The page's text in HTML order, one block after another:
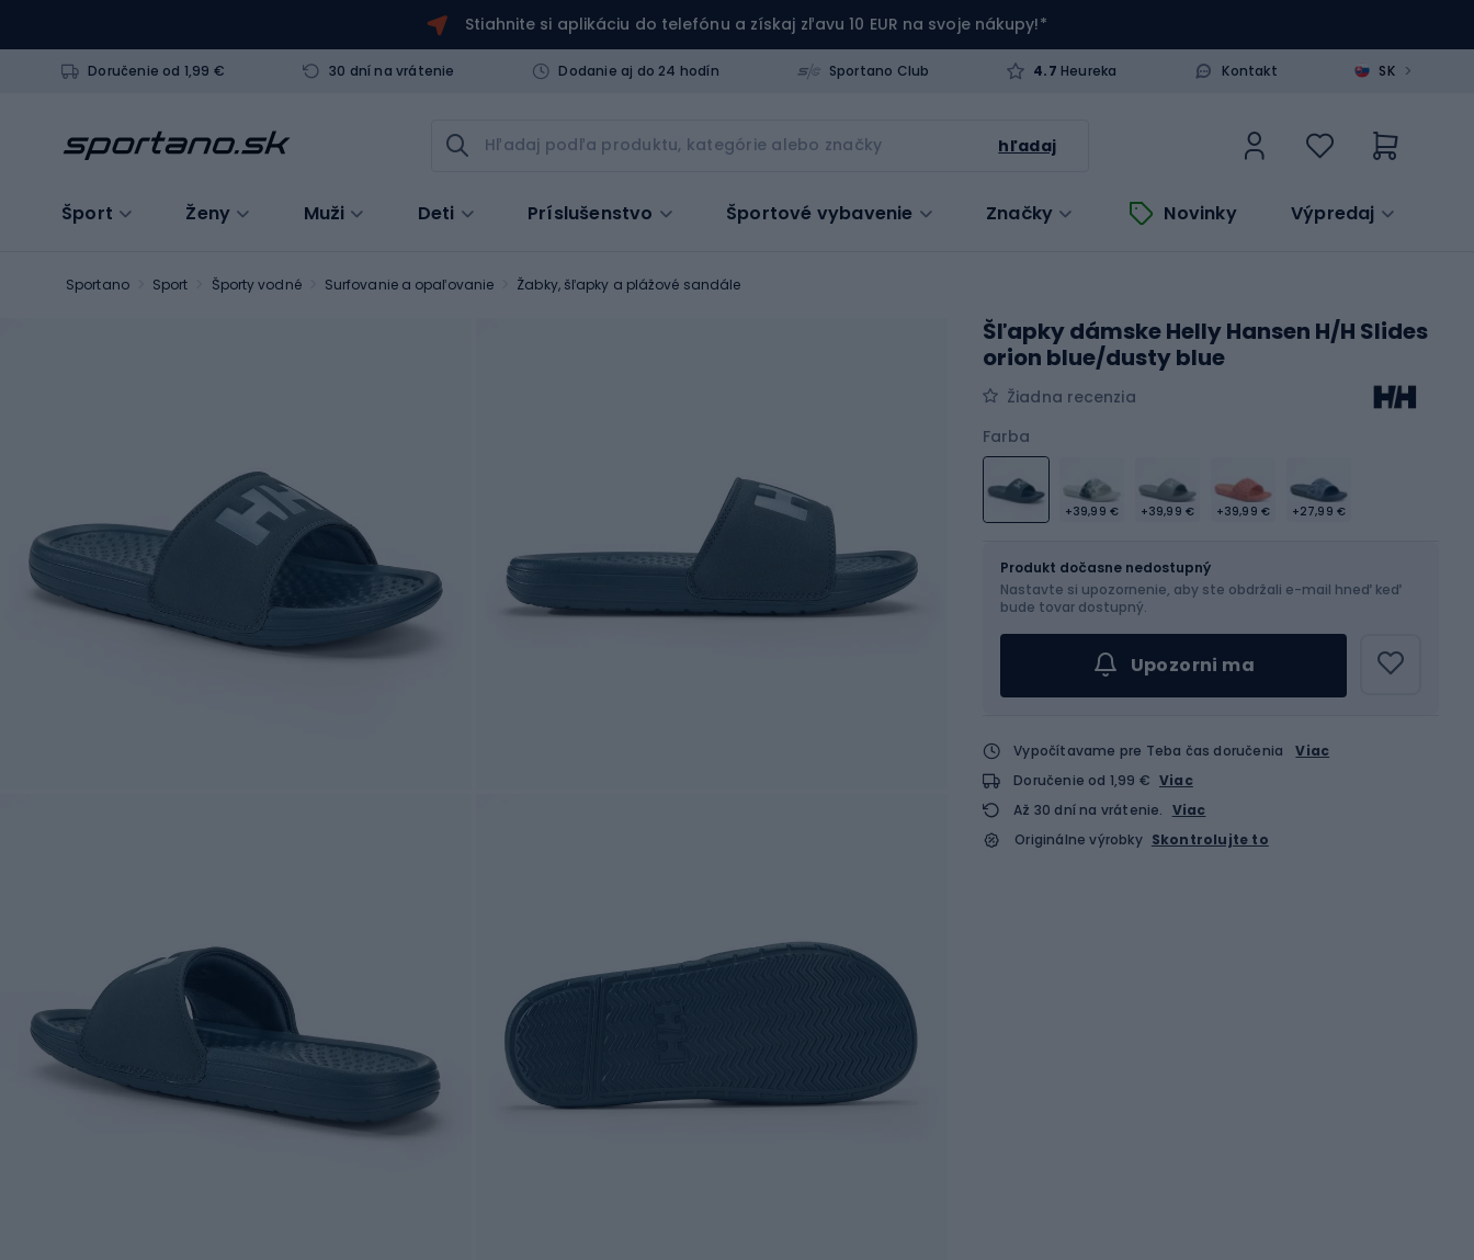
Stiahnite si aplikáciu do telefónu a získaj zľavu 10 EUR na svoje nákupy!*
Doručenie od 1,99 € 30 dní na vrátenie Dodanie aj do 24 hodín Sportano Club 4.7 Heureka Kontakt SK >
hľadaj
Šport Ženy Muži Deti Príslušenstvo Športové vybavenie Značky Novinky Výpredaj
Sportano Sport Športy vodné Surfovanie a opaľovanie Žabky, šľapky a plážové sandále
Šľapky dámske Helly Hansen H/H Slides
orion blue/dusty blue
Žiadna recenzia
Farba
+39,99 € +39,99 € +39,99 € +27,99 €
Vyber veľkosť...
Produkt dočasne nedostupný
Nastavte si upozornenie, aby ste obdržali e-mail hneď keď
bude tovar dostupný.
Upozorni ma
Vypočítavame pre Teba čas doručenia
Viac
Doručenie od 1,99 € Viac
Až 30 dní na vrátenie. Viac
Originálne výrobky Skontrolujte to